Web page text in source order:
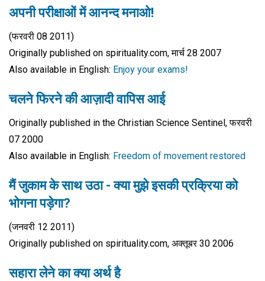
अपनी परीक्षाओं में आनन्द मनाओ!
(फरवरी 08 2011)
Originally published on spirituality.com, मार्च 28 2007
Also available in English: Enjoy your exams!
चलने फिरने की आज़ादी वापिस आई
Originally published in the Christian Science Sentinel, फरवरी
07 2000
Also available in English: Freedom of movement restored
मैं जुकाम के साथ उठा - क्या मुझे इसकी प्रक्रिया को
भोगना पड़ेगा?
(जनवरी 12 2011)
Originally published on spirituality.com, अक्तूबर 30 2006
सहारा लेने का क्या अर्थ है